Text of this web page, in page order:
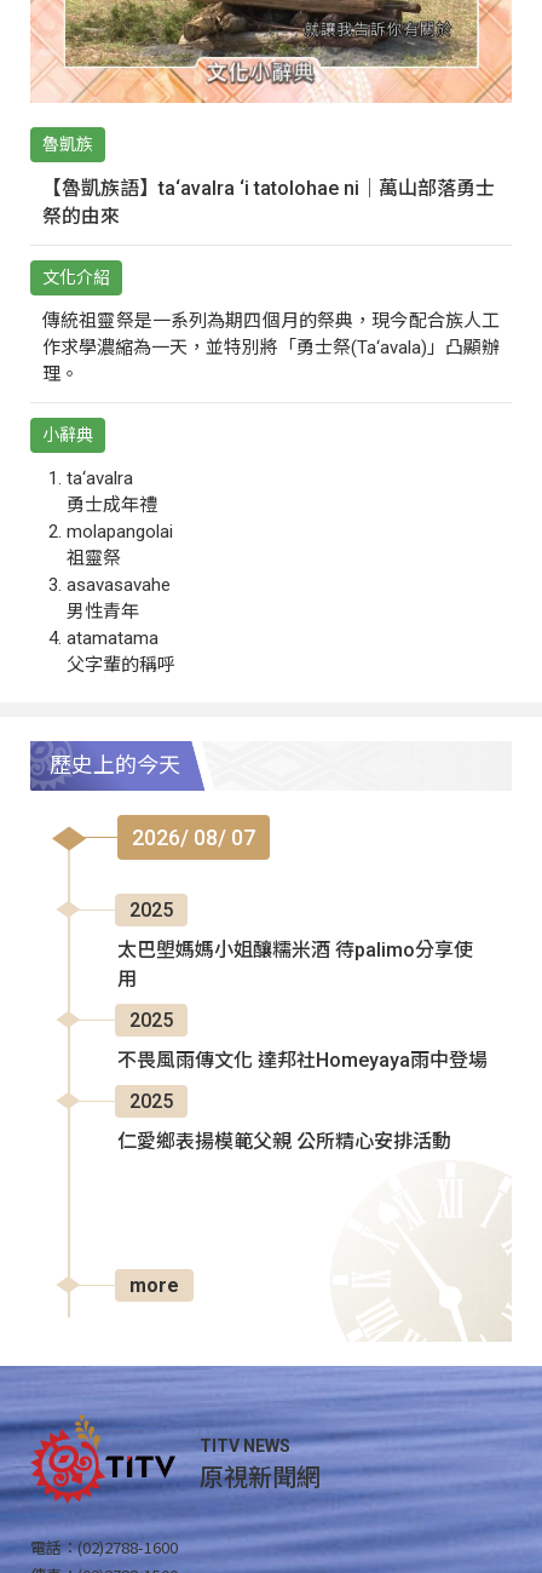
魯凱族
【魯凱族語】ta‘avalra ‘i tatolohae ni｜萬山部落勇士
祭的由來
文化介紹
傳統祖靈祭是一系列為期四個月的祭典，現今配合族人工
作求學濃縮為一天，並特別將「勇士祭(Ta‘avala)」凸顯辦
理。
小辭典
ta‘avalra
勇士成年禮
molapangolai
祖靈祭
asavasavahe
男性青年
atamatama
父字輩的稱呼
歷史上的今天
2026/ 08/ 07
2025
太巴塱媽媽小姐釀糯米酒 待palimo分享使
用
2025
不畏風雨傳文化 達邦社Homeyaya雨中登場
2025
仁愛鄉表揚模範父親 公所精心安排活動
more
TITV NEWS
原視新聞網
電話：(02)2788-1600